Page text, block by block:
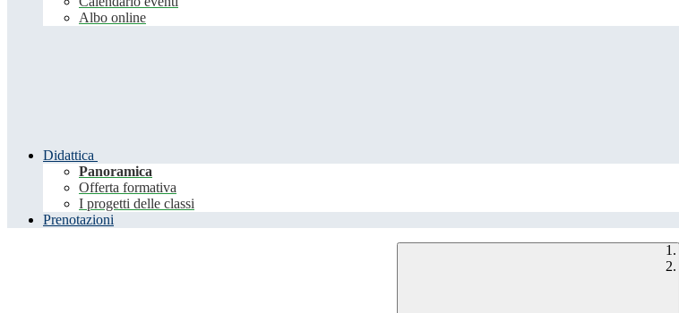
Albo online
Didattica
Panoramica
Offerta formativa
I progetti delle classi
Prenotazioni